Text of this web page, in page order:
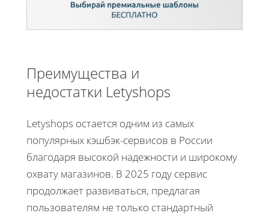
Преимущества и
недостатки Letyshops
Letyshops остается одним из самых
популярных кэшбэк-сервисов в России
благодаря высокой надежности и широкому
охвату магазинов. В 2025 году сервис
продолжает развиваться, предлагая
пользователям не только стандартный